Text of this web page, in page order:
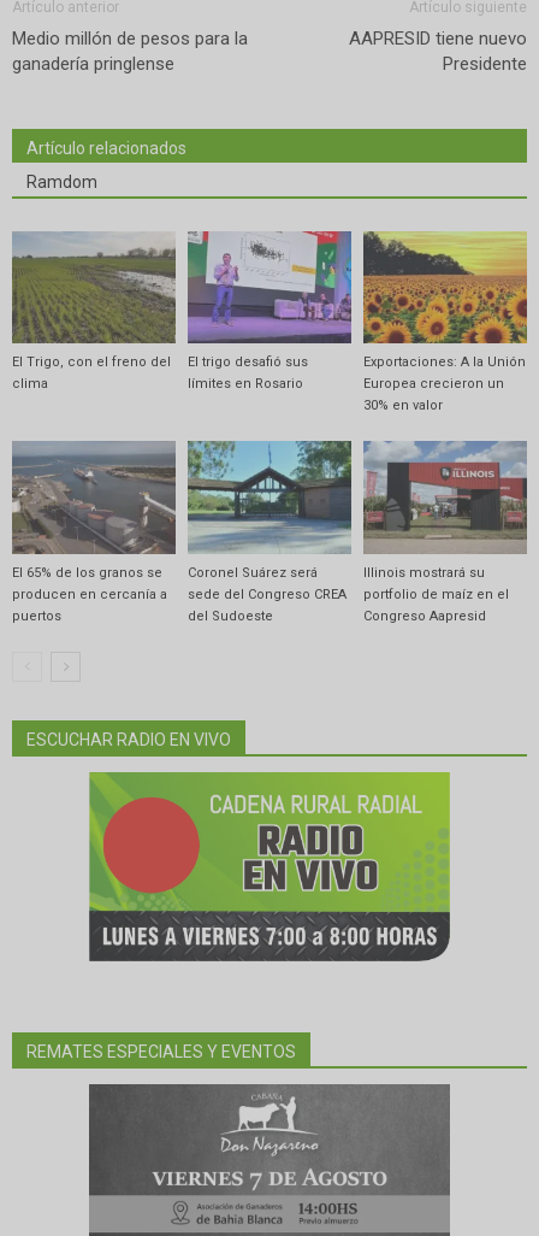
Artículo anterior
Medio millón de pesos para la
ganadería pringlense
Artículo siguiente
AAPRESID tiene nuevo
Presidente
Artículo relacionados
Ramdom
El Trigo, con el freno del
clima
El trigo desafió sus
límites en Rosario
Exportaciones: A la Unión
Europea crecieron un
30% en valor
El 65% de los granos se
producen en cercanía a
puertos
Coronel Suárez será
sede del Congreso CREA
del Sudoeste
Illinois mostrará su
portfolio de maíz en el
Congreso Aapresid
ESCUCHAR RADIO EN VIVO
REMATES ESPECIALES Y EVENTOS